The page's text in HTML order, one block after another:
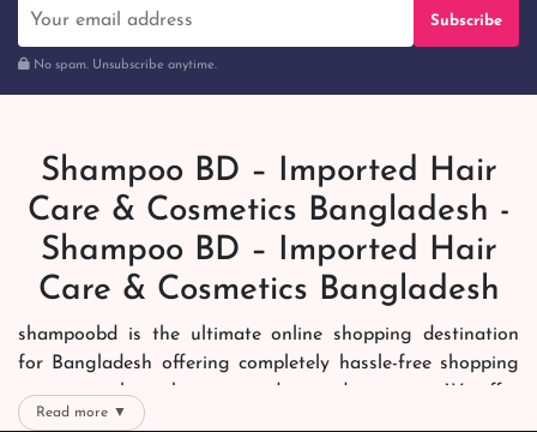
Subscribe
No spam. Unsubscribe anytime.
Shampoo BD – Imported Hair
Care & Cosmetics Bangladesh -
Shampoo BD – Imported Hair
Care & Cosmetics Bangladesh
shampoobd is the ultimate online shopping destination
for Bangladesh offering completely hassle-free shopping
experience through secure and trusted gateways. We offer
you trendy and reliable shopping with all your preferred
Read more ▼